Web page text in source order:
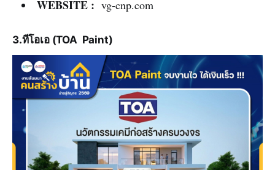
WEBSITE : vg-cnp.com
3.ทีโอเอ (TOA Paint)